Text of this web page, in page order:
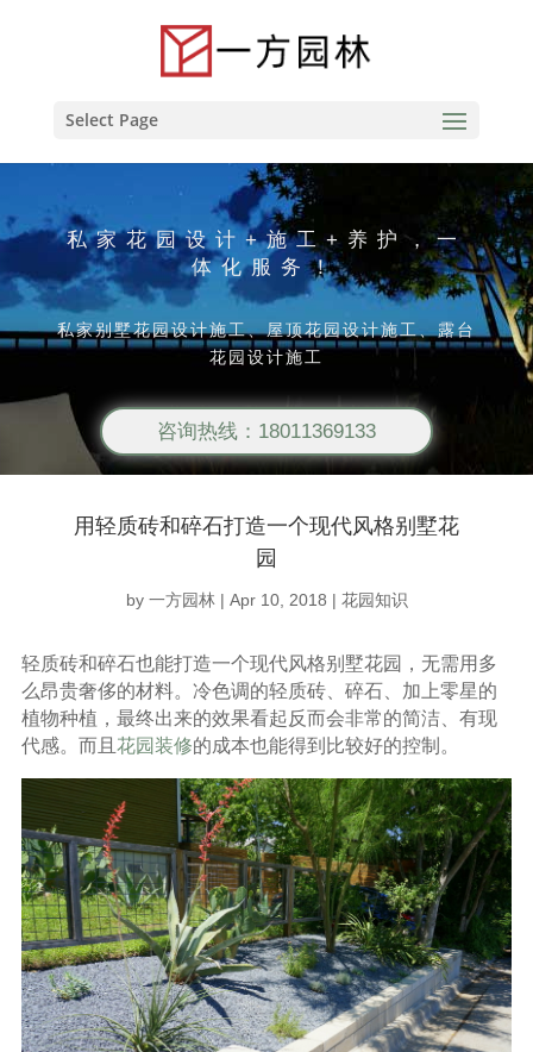
Select Page
私家花园设计+施工+养护，一
体化服务！
私家别墅花园设计施工、屋顶花园设计施工、露台
花园设计施工
咨询热线：18011369133
用轻质砖和碎石打造一个现代风格别墅花
园
by 一方园林| Apr 10, 2018 | 花园知识
轻质砖和碎石也能打造一个现代风格别墅花园，无需用多
么昂贵奢侈的材料。冷色调的轻质砖、碎石、加上零星的
植物种植，最终出来的效果看起反而会非常的简洁、有现
代感。而且 花园装修的成本也能得到比较好的控制。